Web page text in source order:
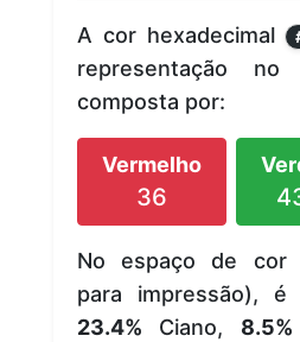
A cor hexadecimal
representação
composta por:
Vermelho
36
No espaço de cor
para impressão), é
23.4% Ciano, 8.5%